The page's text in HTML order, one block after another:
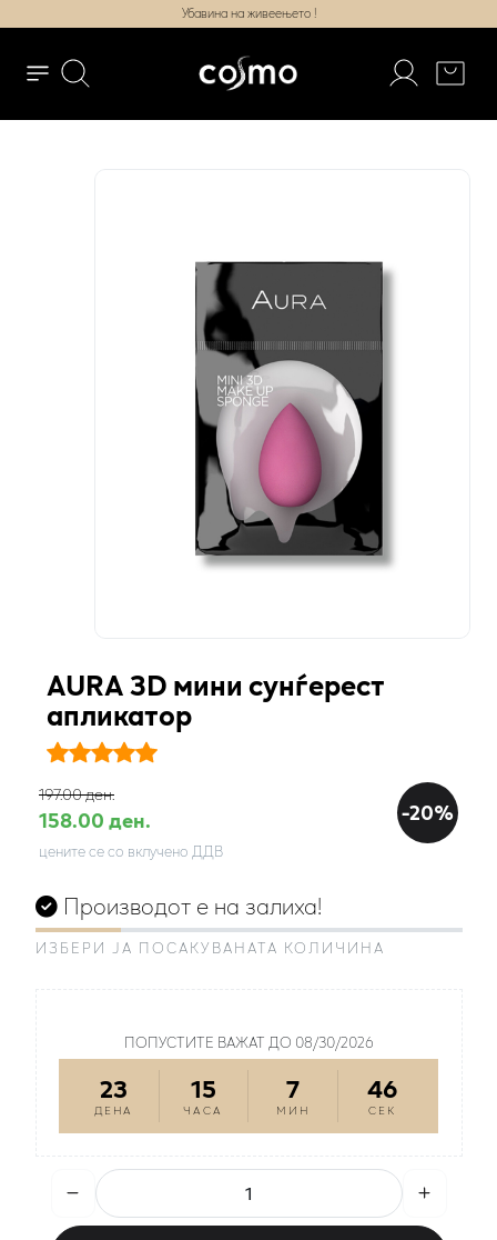
Убавина на живеењето !
AURA 3D мини сунѓерест
апликатор
197.00 ден.
158.00 ден. -20%
цените се со вклучено ДДВ
Производот е на залиха!
ИЗБЕРИ ЈА ПОСАКУВАНАТА КОЛИЧИНА
ПОПУСТИТЕ ВАЖАТ ДО 08/30/2026
23
ДЕНА
15
ЧАСА
7
МИН
46
СЕК